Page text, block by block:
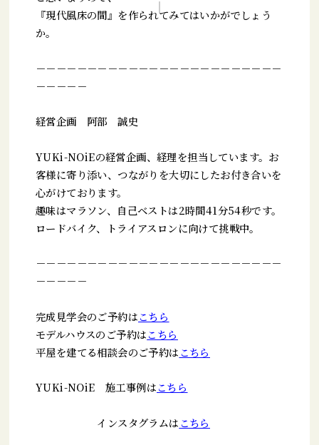
『現代風床の間』を作られてみてはいかがでしょう
か。
－－－－－－－－－－－－－－－－－－－－－－－－
－－－－－
経営企画 阿部 誠史
YUKi-NOiEの経営企画、経理を担当しています。お
客様に寄り添い、つながりを大切にしたお付き合いを
心がけております。
趣味はマラソン、自己ベストは2時間41分54秒です。
ロードバイク、トライアスロンに向けて挑戦中。
－－－－－－－－－－－－－－－－－－－－－－－－
－－－－－
完成見学会のご予約はこちら
モデルハウスのご予約はこちら
平屋を建てる相談会のご予約は こちら
YUKi-NOiE 施工事例はこちら
インスタグラムは こちら